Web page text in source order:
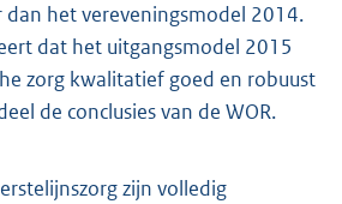
dan het vereveningsmodel 2014.
dat het uitgangsmodel 2015
zorg kwalitatief goed en robuust
de conclusies van de WOR.
zijn volledig